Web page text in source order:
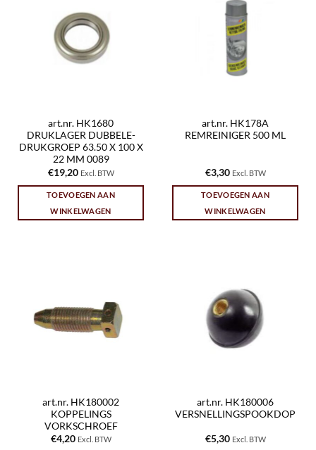
art.nr. HK1680
DRUKLAGER DUBBELE-
DRUKGROEP 63.50 X 100 X
22 MM 0089
€19,20 Excl. BTW
TOEVOEGEN AAN
WINKELWAGEN
art.nr. HK178A
REMREINIGER 500 ML
€3,30 Excl. BTW
TOEVOEGEN AAN
WINKELWAGEN
art.nr. HK180002
KOPPELINGS
VORKSCHROEF
€4,20 Excl. BTW
art.nr. HK180006
VERSNELLINGSPOOKDOP
€5,30 Excl. BTW